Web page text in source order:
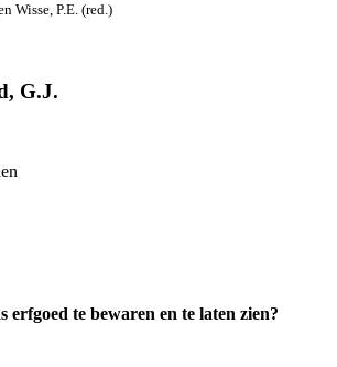
Wisse, P.E. (red.)
G.J.
erfgoed te bewaren en te laten zien?